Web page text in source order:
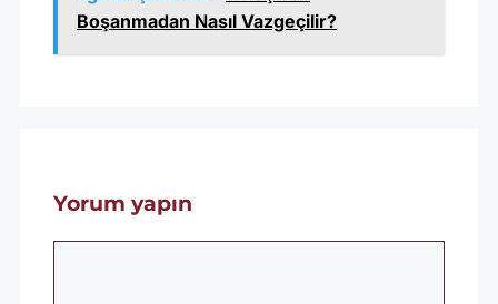
Boşanmadan Nasıl Vazgeçilir?
Yorum yapın